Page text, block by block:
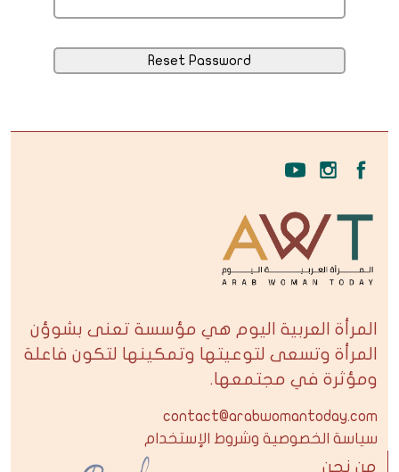
المرأة العربية اليوم هي مؤسسة تعنى بشوؤن
المرأة وتسعى لتوعيتها وتمكينها لتكون فاعلة
ومؤثرة في مجتمعها.
contact@arabwomantoday.com
سياسة الخصوصية وشروط الإستخدام
من نحن